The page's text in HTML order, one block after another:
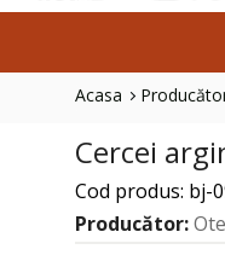
Acasa
Cercei
Cod produs: bj-
Producător: